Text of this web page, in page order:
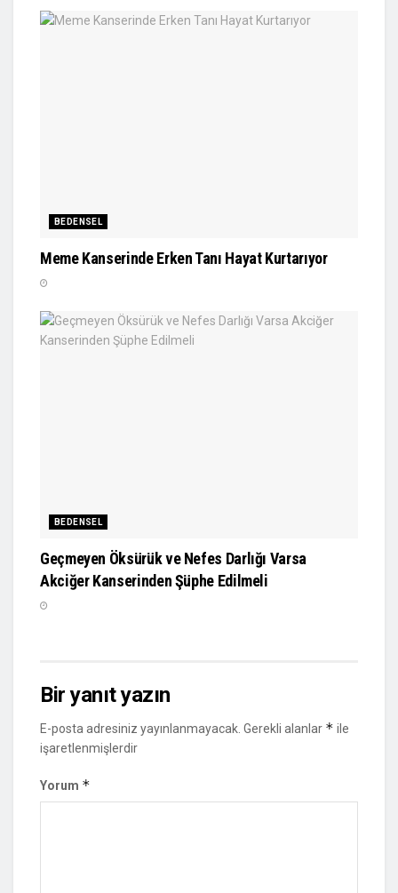
BEDENSEL
Meme Kanserinde Erken Tanı Hayat Kurtarıyor
BEDENSEL
Geçmeyen Öksürük ve Nefes Darlığı Varsa
Akciğer Kanserinden Şüphe Edilmeli
Bir yanıt yazın
E-posta adresiniz yayınlanmayacak. Gerekli alanlar * ile
işaretlenmişlerdir
Yorum *